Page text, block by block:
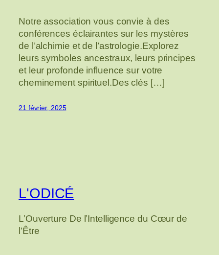
Notre association vous convie à des
conférences éclairantes sur les mystères
de l’alchimie et de l’astrologie.Explorez
leurs symboles ancestraux, leurs principes
et leur profonde influence sur votre
cheminement spirituel.Des clés […]
21 février, 2025
L'ODICÉ
L’Ouverture De l’Intelligence du Cœur de
l’Être